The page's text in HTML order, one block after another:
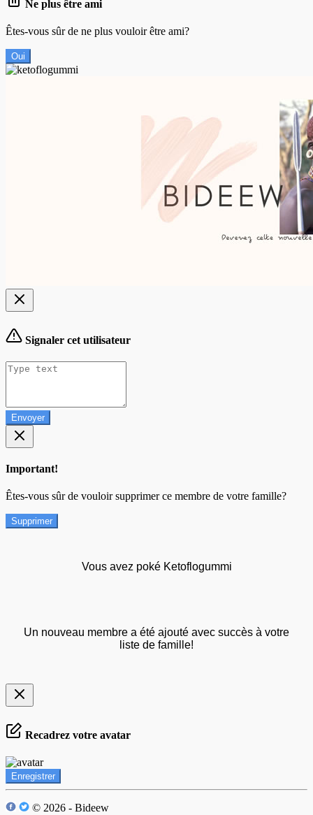
Ne plus être ami
Êtes-vous sûr de ne plus vouloir être ami?
Oui
Signaler cet utilisateur
Envoyer
Important!
Êtes-vous sûr de vouloir supprimer ce membre de votre famille?
Supprimer
Vous avez poké Ketoflogummi
Un nouveau membre a été ajouté avec succès à votre
liste de famille!
Recadrez votre avatar
Enregistrer
© 2026 - Bideew